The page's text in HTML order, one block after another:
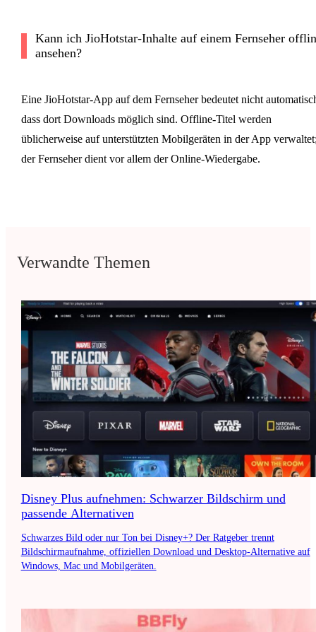
Kann ich JioHotstar-Inhalte auf einem Fernseher
ansehen?
Eine JioHotstar-App auf dem Fernseher bedeutet nicht
dass dort Downloads möglich sind. Offline-Titel werden
üblicherweise auf unterstützten Mobilgeräten in der App
der Fernseher dient vor allem der Online-Wiedergabe.
Verwandte Themen
Disney Plus aufnehmen: Schwarzer Bildschirm und
passende Alternativen
Schwarzes Bild oder nur Ton bei Disney+? Der Ratgeber trennt
Bildschirmaufnahme, offiziellen Download und Desktop-Alternative auf
Windows, Mac und Mobilgeräten.